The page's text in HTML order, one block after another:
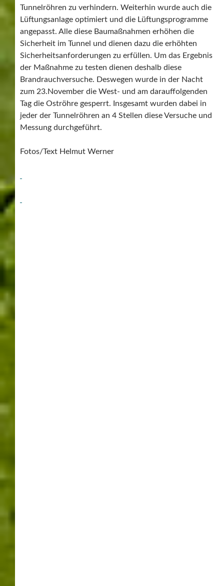
Tunnelröhren zu verhindern. Weiterhin wurde auch die
Lüftungsanlage optimiert und die Lüftungsprogramme
angepasst. Alle diese Baumaßnahmen erhöhen die
Sicherheit im Tunnel und dienen dazu die erhöhten
Sicherheitsanforderungen zu erfüllen. Um das Ergebnis
der Maßnahme zu testen dienen deshalb diese
Brandrauchversuche. Deswegen wurde in der Nacht
zum 23.November die West- und am darauffolgenden
Tag die Oströhre gesperrt. Insgesamt wurden dabei in
jeder der Tunnelröhren an 4 Stellen diese Versuche und
Messung durchgeführt.
Fotos/Text Helmut Werner